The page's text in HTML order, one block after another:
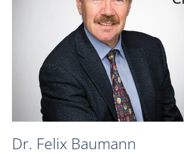
Dr. Felix Baumann